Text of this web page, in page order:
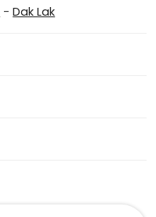
-Dak Lak